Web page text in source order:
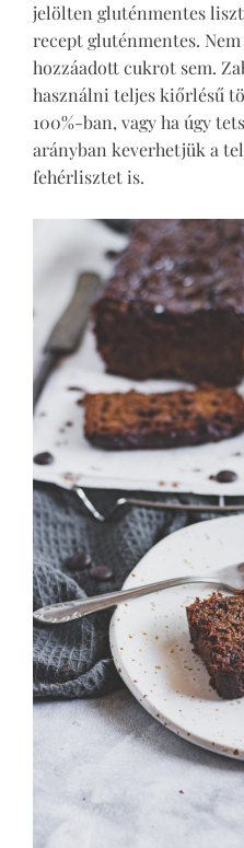
jelölten gluténmentes
recept gluténmentes.
hozzáadott cukrot sem.
használni teljes kiőrlésű
100%-ban, vagy ha úgy
arányban keverhetjük a
fehérlisztet is.